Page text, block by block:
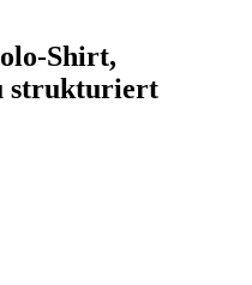
Shirt,
strukturiert